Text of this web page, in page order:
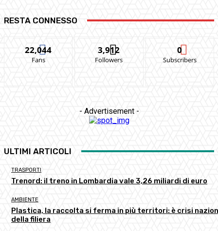
RESTA CONNESSO
22,044
Fans
3,912
Followers
0
Subscribers
- Advertisement -
ULTIMI ARTICOLI
TRASPORTI
Trenord: il treno in Lombardia vale 3,26 miliardi di euro
AMBIENTE
Plastica, la raccolta si ferma in più territori: è crisi
della filiera